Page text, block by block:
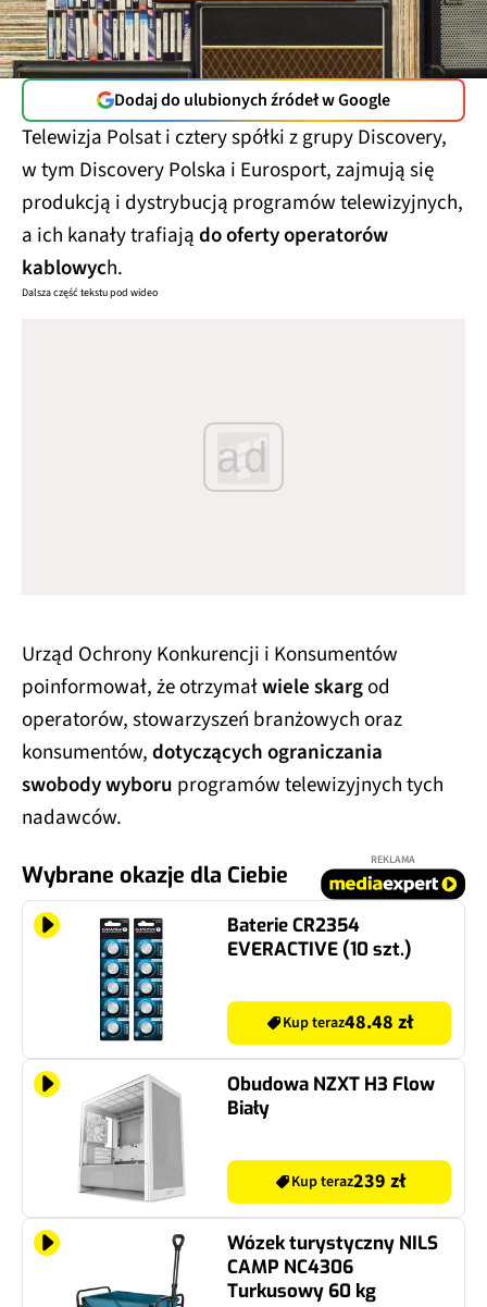
Dodaj do ulubionych źródeł w Google
Telewizja Polsat i cztery spółki z grupy Discovery,
w tym Discovery Polska i Eurosport, zajmują się
produkcją i dystrybucją programów telewizyjnych,
a ich kanały trafiajądo oferty operatorów
kablowych.
Dalsza część tekstu pod wideo
ad
Urząd Ochrony Konkurencji i Konsumentów
poinformował, że otrzymałwiele skargod
operatorów, stowarzyszeń branżowych oraz
konsumentów,dotyczących ograniczania
swobody wyboru programów telewizyjnych tych
nadawców.
Wybrane okazje dla Ciebie
REKLAMA
Baterie CR2354
EVERACTIVE (10 szt.)
Kup teraz48.48 zł
Obudowa NZXT H3 Flow
Biały
Kup teraz239 zł
Wózek turystyczny NILS
CAMP NC4306
Turkusowy 60 kg